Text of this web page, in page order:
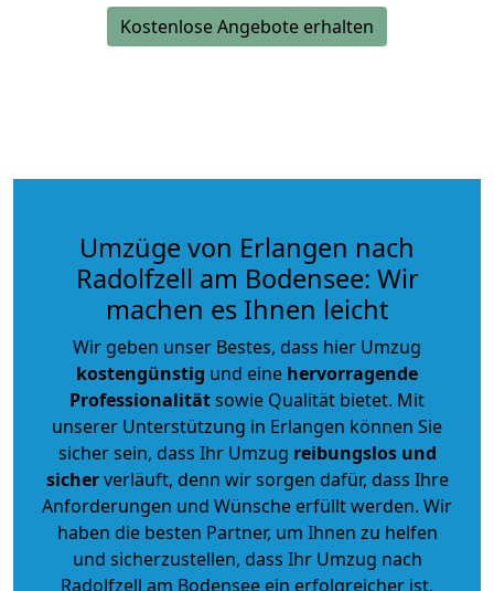
Kostenlose Angebote erhalten
Umzüge von Erlangen nach
Radolfzell am Bodensee: Wir
machen es Ihnen leicht
Wir geben unser Bestes, dass hier Umzug
kostengünstig und eine hervorragende
Professionalitätsowie Qualität bietet. Mit
unserer Unterstützung in Erlangen können Sie
sicher sein, dass Ihr Umzug reibungslos und
sicherverläuft, denn wir sorgen dafür, dass Ihre
Anforderungen und Wünsche erfüllt werden. Wir
haben die besten Partner, um Ihnen zu helfen
und sicherzustellen, dass Ihr Umzug nach
Radolfzell am Bodensee ein erfolgreicher ist.